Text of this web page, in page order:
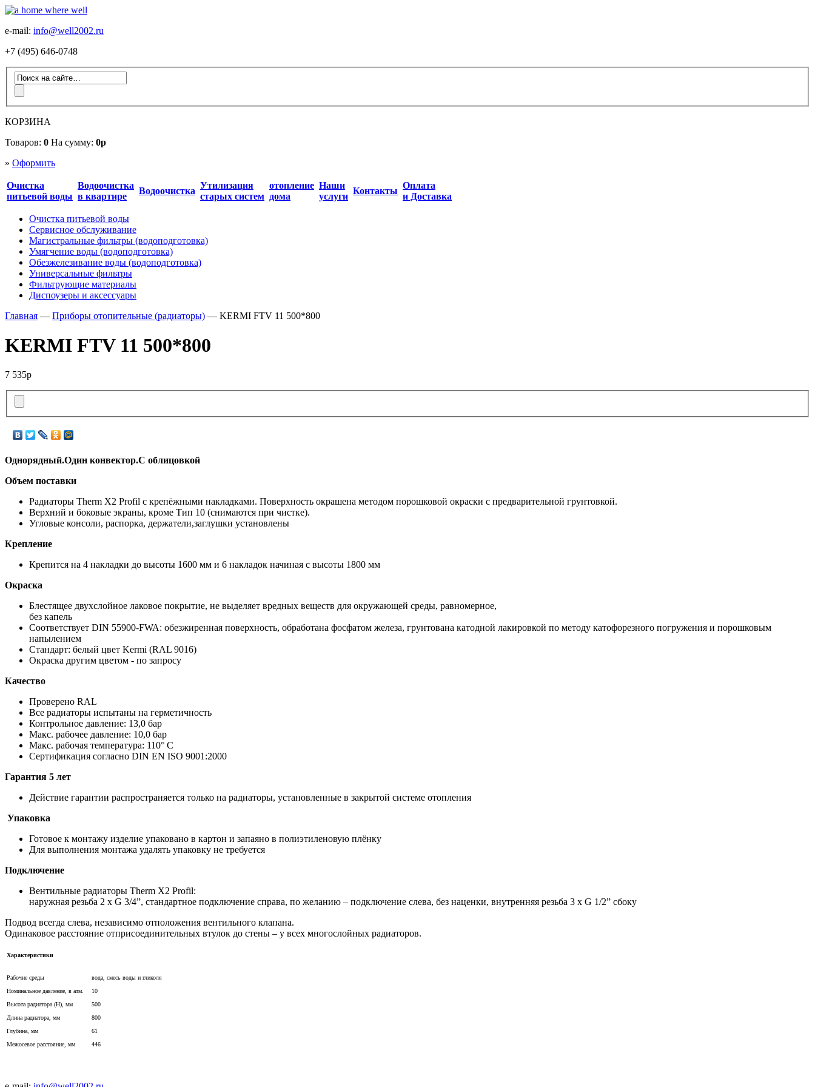
e-mail: info@well2002.ru
+7 (495) 646-0748
КОРЗИНА
Товаров: 0 На сумму: 0р
» Оформить
Очистка
питьевой воды
Водоочистка
в квартире
Водоочистка
Утилизация
старых систем
отопление
дома
Наши
услуги
Контакты
Оплата
и Доставка
Очистка питьевой воды
Сервисное обслуживание
Магистральные фильтры (водоподготовка)
Умягчение воды (водоподготовка)
Обезжелезивание воды (водоподготовка)
Универсальные фильтры
Фильтрующие материалы
Диспоузеры и аксессуары
Главная — Приборы отопительные (радиаторы) — KERMI FTV 11 500*800
KERMI FTV 11 500*800
7 535р
Однорядный.Один конвектор.С облицовкой
Объем поставки
Радиаторы Therm X2 Profil с крепёжными накладками. Поверхность окрашена методом порошковой окраски с предварительной грунтовкой.
Верхний и боковые экраны, кроме Тип 10 (снимаются при чистке).
Угловые консоли, распорка, держатели,заглушки установлены
Крепление
Крепится на 4 накладки до высоты 1600 мм и 6 накладок начиная с высоты 1800 мм
Окраска
Блестящее двухслойное лаковое покрытие, не выделяет вредных веществ для окружающей среды, равномерное,
без капель
Соответствует DIN 55900-FWA: обезжиренная поверхность, обработана фосфатом железа, грунтована катодной лакировкой по методу катофорезного погружения и порошковым
напылением
Стандарт: белый цвет Kermi (RAL 9016)
Окраска другим цветом - по запросу
Качество
Проверено RAL
Все радиаторы испытаны на герметичность
Контрольное давление: 13,0 бар
Макс. рабочее давление: 10,0 бар
Макс. рабочая температура: 110° С
Сертификация согласно DIN EN ISO 9001:2000
Гарантия 5 лет
Действие гарантии распространяется только на радиаторы, установленные в закрытой системе отопления
Упаковка
Готовое к монтажу изделие упаковано в картон и запаяно в полиэтиленовую плёнку
Для выполнения монтажа удалять упаковку не требуется
Подключение
Вентильные радиаторы Therm Х2 Profil:
наружная резьба 2 х G 3/4”, стандартное подключение справа, по желанию – подключение слева, без наценки, внутренняя резьба 3 х G 1/2” сбоку
Подвод всегда слева, независимо отположения вентильного клапана.
Одинаковое расстояние отприсоединительных втулок до стены – у всех многослойных радиаторов.
Характеристики
Рабочие среды
вода, смесь воды и гликоля
Номинальное давление, в атм.
10
Высота радиатора (H), мм
500
Длина радиатора, мм
800
Глубина, мм
61
Межосевое расстояние, мм
446